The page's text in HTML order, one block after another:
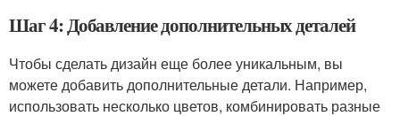
Шаг 4: Добавление дополнительных деталей
Чтобы сделать дизайн еще более уникальным, вы
можете добавить дополнительные детали. Например,
использовать несколько цветов, комбинировать разные